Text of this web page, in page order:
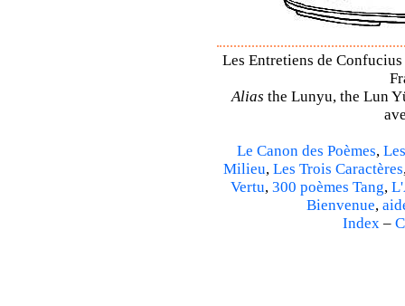
Les Entretiens de
Alias the Lunyu, the Lun
Le Canon des Poèmes,
Milieu, Les Trois Caractères
Vertu, 300 poèmes Tang,
Bienvenue,
Index –